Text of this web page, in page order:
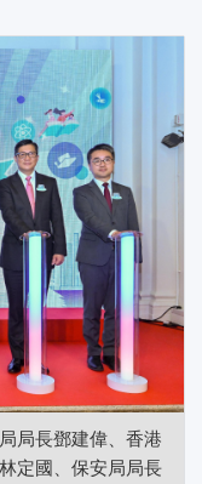
局長鄧建偉、香港
定國、保安局局長